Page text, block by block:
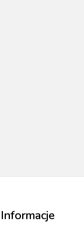
Informacje